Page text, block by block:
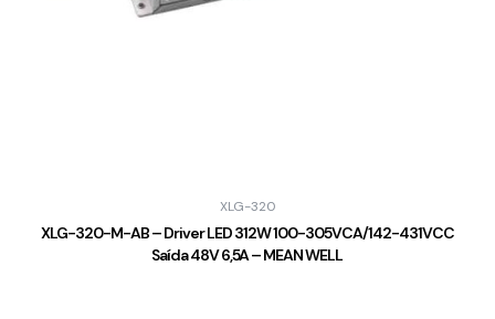
XLG-320
XLG-320-M-AB – Driver LED 312W 100-305VCA/142-431VCC
Saída 48V 6,5A – MEAN WELL